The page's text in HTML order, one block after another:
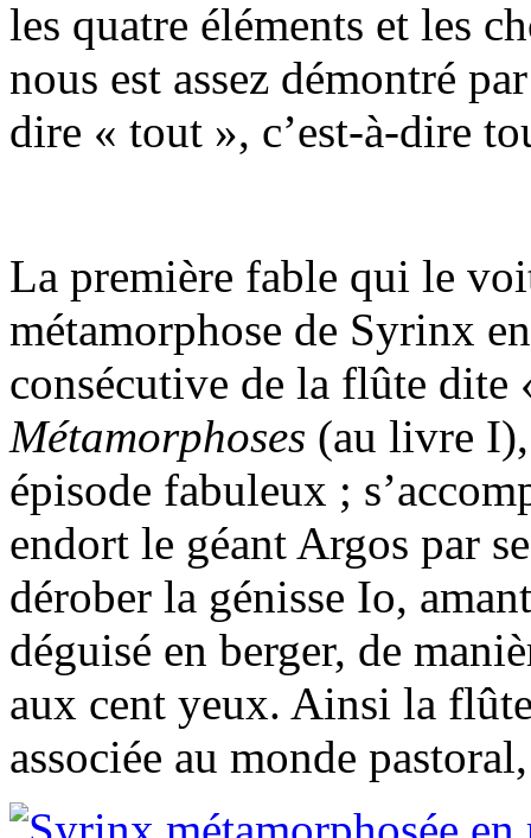
les quatre éléments et les
nous est assez démontré
dire « tout », c’est-à-dire
La première fable qui le
métamorphose de Syrinx
consécutive de la flûte dite
Métamorphoses (au livre
épisode fabuleux ;
endort le géant Argos par
dérober la génisse Io,
déguisé en berger, de
aux cent yeux. Ainsi la
associée au monde